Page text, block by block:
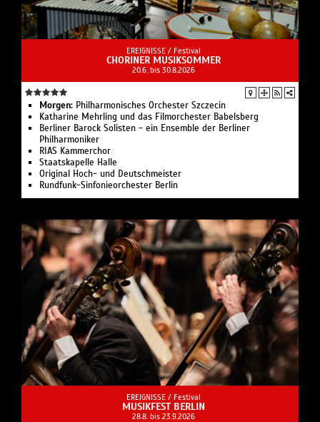
EREIGNISSE / Festival
CHORINER MUSIKSOMMER
20.6. bis 30.8.2026
Morgen: Philharmonisches Orchester Szczecin
Katharine Mehrling und das Filmorchester Babelsberg
Berliner Barock Solisten - ein Ensemble der Berliner
Philharmoniker
RIAS Kammerchor
Staatskapelle Halle
Original Hoch- und Deutschmeister
Rundfunk-Sinfonieorchester Berlin
EREIGNISSE / Festival
MUSIKFEST BERLIN
28.8. bis 23.9.2026